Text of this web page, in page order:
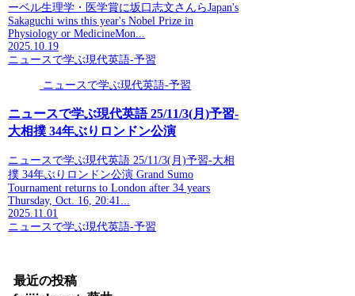
ーベル生理学・医学賞に坂口志文さんらJapan's
Sakaguchi wins this year's Nobel Prize in
Physiology or MedicineMon...
2025.10.19
ニュースで学ぶ現代英語-予習
ニュースで学ぶ現代英語-予習
ニュースで学ぶ現代英語 25/11/3(月)予習-
大相撲 34年ぶりロンドン公演
ニュースで学ぶ現代英語 25/11/3(月)予習-大相
撲 34年ぶりロンドン公演 Grand Sumo
Tournament returns to London after 34 years
Thursday, Oct. 16, 20:41...
2025.11.01
ニュースで学ぶ現代英語-予習
最近の投稿